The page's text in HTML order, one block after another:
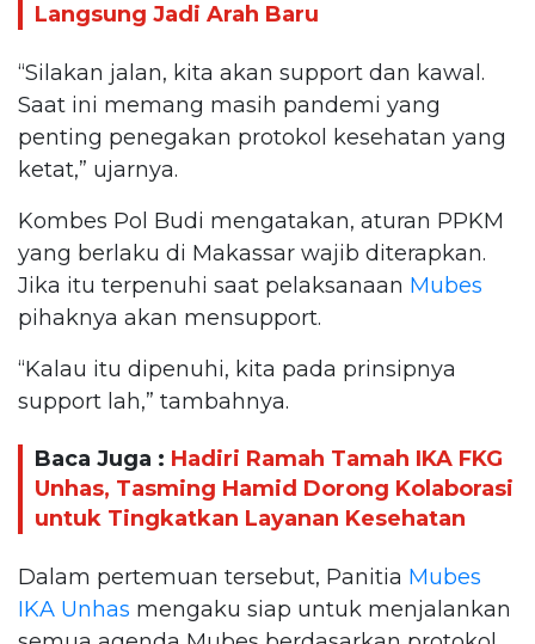
Langsung Jadi Arah Baru
“Silakan jalan, kita akan support dan kawal.
Saat ini memang masih pandemi yang
penting penegakan protokol kesehatan yang
ketat,” ujarnya.
Kombes Pol Budi mengatakan, aturan PPKM
yang berlaku di Makassar wajib diterapkan.
Jika itu terpenuhi saat pelaksanaan Mubes
pihaknya akan mensupport.
“Kalau itu dipenuhi, kita pada prinsipnya
support lah,” tambahnya.
Baca Juga : Hadiri Ramah Tamah IKA FKG
Unhas, Tasming Hamid Dorong Kolaborasi
untuk Tingkatkan Layanan Kesehatan
Dalam pertemuan tersebut, Panitia Mubes
IKA Unhas mengaku siap untuk menjalankan